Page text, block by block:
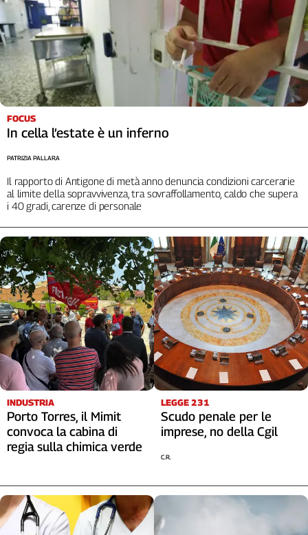
Social
FOCUS
In cella l’estate è un inferno
Il rapporto di Antigone di metà anno denuncia condizioni carcerarie
al limite della sopravvivenza, tra sovraffollamento, caldo che supera
i 40 gradi, carenze di personale
PATRIZIA PALLARA
INDUSTRIA
Porto Torres, il Mimit
convoca la cabina di
regia sulla chimica verde
LEGGE 231
Scudo penale per le
imprese, no della Cgil
C.R.